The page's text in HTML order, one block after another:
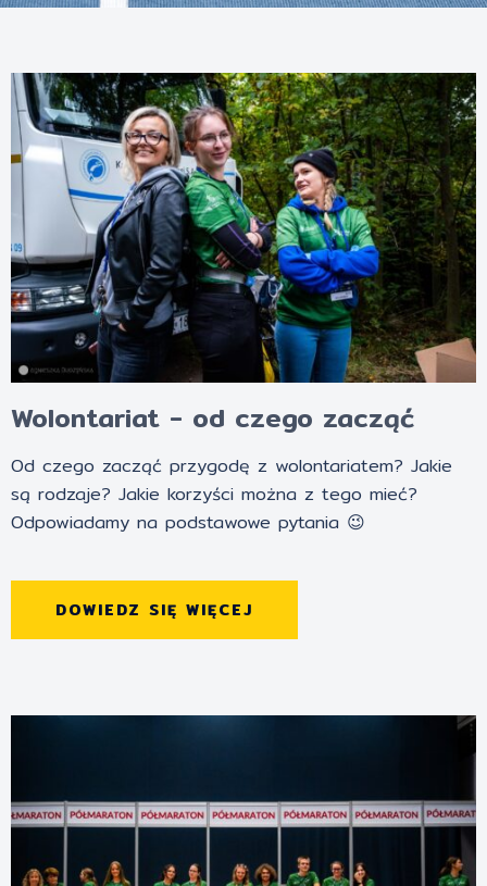
Wolontariat - od czego zacząć
Od czego zacząć przygodę z wolontariatem? Jakie
są rodzaje? Jakie korzyści można z tego mieć?
Odpowiadamy na podstawowe pytania 😉
DOWIEDZ SIĘ WIĘCEJ